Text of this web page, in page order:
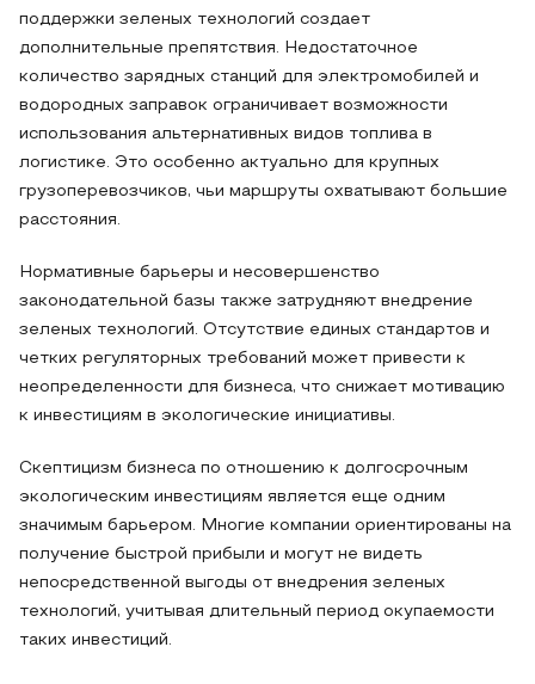
поддержки зеленых технологий создает
дополнительные препятствия. Недостаточное
количество зарядных станций для электромобилей и
водородных заправок ограничивает возможности
использования альтернативных видов топлива в
логистике. Это особенно актуально для крупных
грузоперевозчиков, чьи маршруты охватывают большие
расстояния.
Нормативные барьеры и несовершенство
законодательной базы также затрудняют внедрение
зеленых технологий. Отсутствие единых стандартов и
четких регуляторных требований может привести к
неопределенности для бизнеса, что снижает мотивацию
к инвестициям в экологические инициативы.
Скептицизм бизнеса по отношению к долгосрочным
экологическим инвестициям является еще одним
значимым барьером. Многие компании ориентированы на
получение быстрой прибыли и могут не видеть
непосредственной выгоды от внедрения зеленых
технологий, учитывая длительный период окупаемости
таких инвестиций.